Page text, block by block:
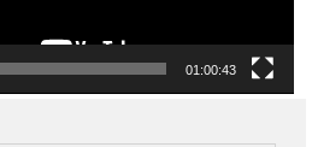
01:00:43